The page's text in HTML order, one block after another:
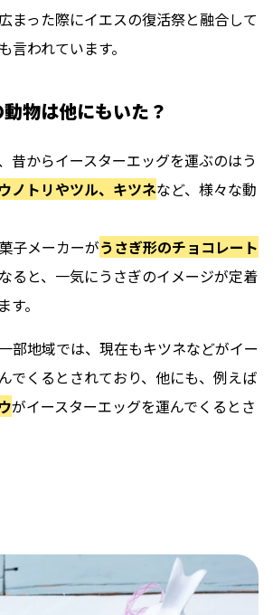
まった際にイエスの復活祭と融合して
言われています。
物は他にもいた？
昔からイースターエッグを運ぶのはう
ノトリやツル、キツネなど、様々な動
子メーカーがうさぎ形のチョコレート
ると、一気にうさぎのイメージが定着
。
部地域では、現在もキツネなどがイー
でくるとされており、他にも、例えば
がイースターエッグを運んでくるとさ